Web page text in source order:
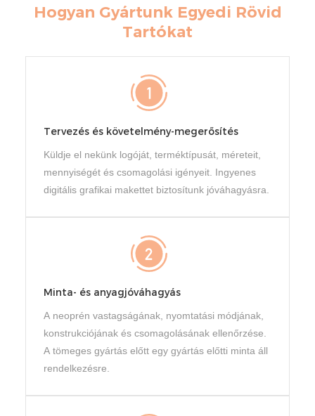
Hogyan Gyártunk Egyedi Rövid
Tartókat
Tervezés és követelmény-megerősítés
Küldje el nekünk logóját, terméktípusát, méreteit,
mennyiségét és csomagolási igényeit. Ingyenes
digitális grafikai makettet biztosítunk jóváhagyásra.
Minta- és anyagjóváhagyás
A neoprén vastagságának, nyomtatási módjának,
konstrukciójának és csomagolásának ellenőrzése.
A tömeges gyártás előtt egy gyártás előtti minta áll
rendelkezésre.